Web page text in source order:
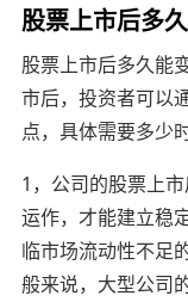
股票上市后多
股票上市后多久能
市后，投资者可以
点，具体需要多少
1，公司的股票上
运作，才能建立稳
临市场流动性不足
般来说，大型公司